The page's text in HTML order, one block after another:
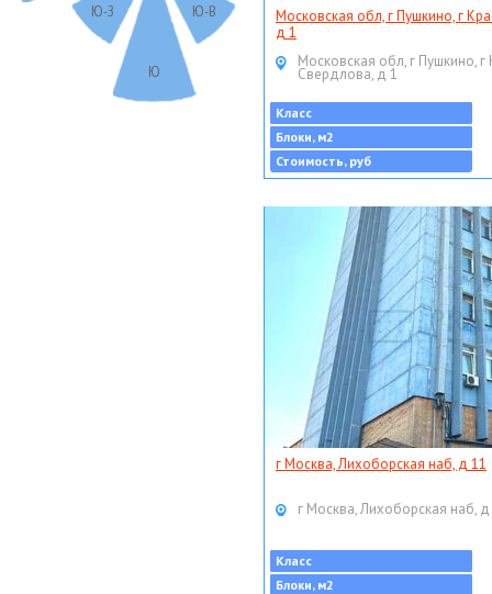
Ю-В
Ю
Ю-З
Московская обл, г Пушкино, г
д 1
Московская обл, г Пушкино, г
Свердлова, д 1
Класс
Блоки, м2
Стоимость, руб
г Москва, Лихоборская наб, д 11
г Москва, Лихоборская наб,
Класс
Блоки, м2